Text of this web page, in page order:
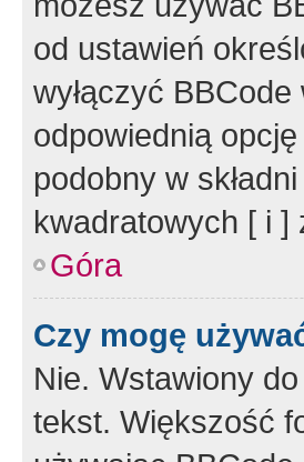
od ustawień
wyłączyć
odpowiednią
podobny w
kwadratowych [ i ]
Góra
Czy mogę
Nie. Wstawiony
tekst. Większość